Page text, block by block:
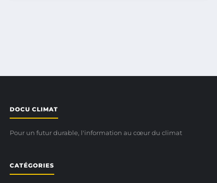
DOCU CLIMAT
Pour un futur durable, l'information au cœur du climat
CATÉGORIES